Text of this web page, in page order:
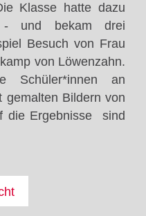
Klasse hatte dazu
- und bekam drei
Besuch von Frau
von Löwenzahn.
Schüler*innen an
gemalten Bildern von
die Ergebnisse sind